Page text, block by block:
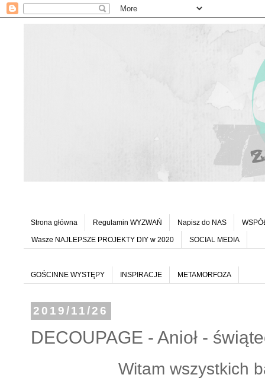
Strona główna Regulamin WYZWAŃ Napisz do NAS
Wasze NAJLEPSZE PROJEKTY DIY w 2020 SOCIAL MEDIA
GOŚCINNE WYSTĘPY INSPIRACJE METAMORFOZA
2019/11/26
DECOUPAGE - Anioł -
Witam wszystkich